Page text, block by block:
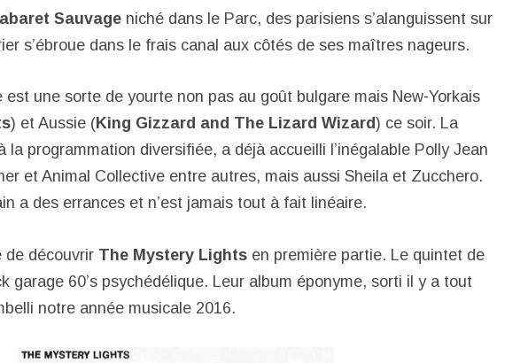
Sauvage niché dans le Parc, des parisiens s’alanguissent sur
s’ébroue dans le frais canal aux côtés de ses maîtres nageurs.
est une sorte de yourte non pas au goût bulgare mais New-Yorkais
) et Aussie (King Gizzard and The Lizard Wizard) ce soir. La
la programmation diversifiée, a déjà accueilli l’inégalable Polly Jean
et Animal Collective entre autres, mais aussi Sheila et Zucchero.
a des errances et n’est jamais tout à fait linéaire.
de découvrir The Mystery Lights en première partie. Le quintet de
garage 60’s psychédélique. Leur album éponyme, sorti il y a tout
notre année musicale 2016.